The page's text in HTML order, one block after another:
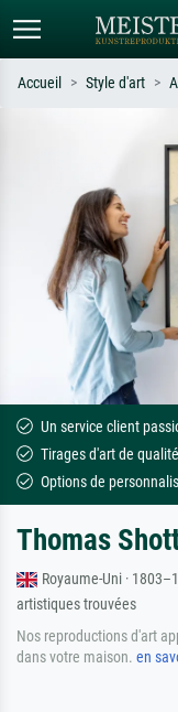
ex. Monet, Nuit
impressionnisme, vague
nu.
Accueil Style d'art
Un service client
Tirages d'art de
Options de
Thomas
Royaume-Uni ·
artistiques trouvées
Nos reproductions d'art
dans votre maison. en